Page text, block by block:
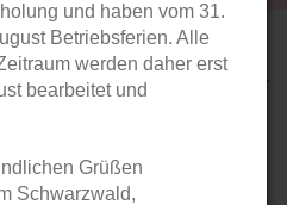
und haben vom 31.
Betriebsferien. Alle
werden daher erst
bearbeitet und
Grüßen
Schwarzwald,
Aufnahmen in hochwertiger
...
40 pro Seite
pro Seite